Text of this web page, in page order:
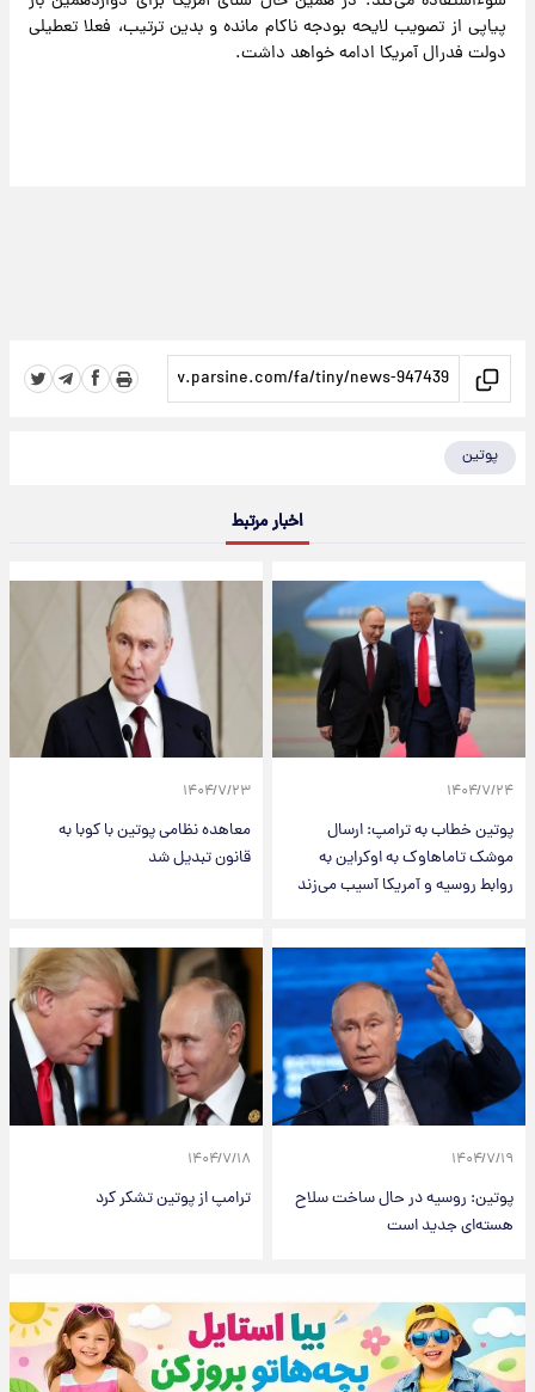
پیاپی از تصویب لایحه بودجه ناکام مانده و بدین ترتیب، فعلا تعطیلی
دولت فدرال آمریکا ادامه خواهد داشت.
پوتین
اخبار مرتبط
۱۴۰۴/۷/۲۴
پوتین خطاب به ترامپ: ارسال
موشک‌ تاماهاوک به اوکراین به
روابط روسیه و آمریکا آسیب می‌زند
۱۴۰۴/۷/۲۳
معاهده نظامی پوتین با کوبا به
قانون تبدیل شد
۱۴۰۴/۷/۱۹
پوتین: روسیه در حال ساخت سلاح
هسته‌ای جدید است
۱۴۰۴/۷/۱۸
ترامپ از پوتین تشکر کرد